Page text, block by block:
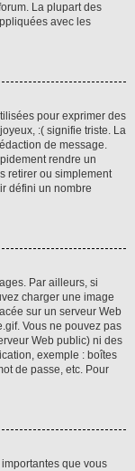
La plupart des
avec les
pour exprimer des
:( signifie triste. La
de message.
rendre un
retirer ou simplement
défini un nombre
Par ailleurs, si
charger une image
sur un serveur Web
Vous ne pouvez pas
Web public) ni des
exemple : boîtes
de passe, etc. Pour
que vous